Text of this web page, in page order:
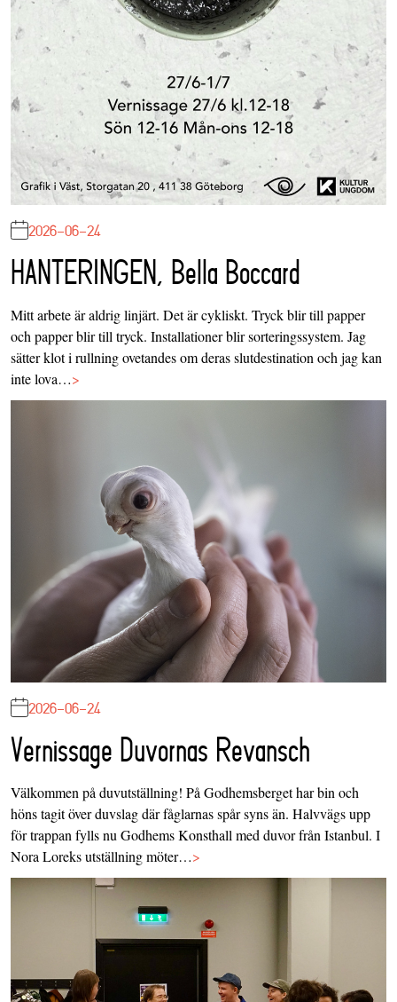
2026-06-24
HANTERINGEN, Bella Boccard
Mitt arbete är aldrig linjärt. Det är cykliskt. Tryck blir till papper
och papper blir till tryck. Installationer blir sorteringssystem. Jag
sätter klot i rullning ovetandes om deras slutdestination och jag kan
inte lova…>
2026-06-24
Vernissage Duvornas Revansch
Välkommen på duvutställning! På Godhemsberget har bin och
höns tagit över duvslag där fåglarnas spår syns än. Halvvägs upp
för trappan fylls nu Godhems Konsthall med duvor från Istanbul. I
Nora Loreks utställning möter…>